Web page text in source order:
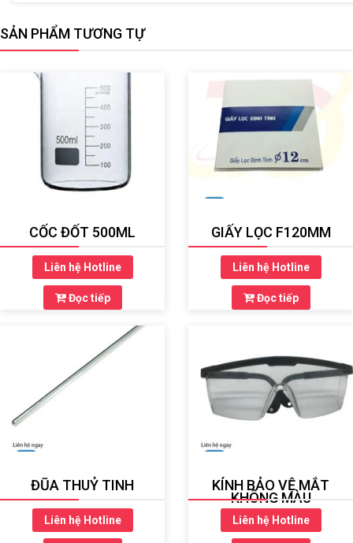
SẢN PHẨM TƯƠNG TỰ
CỐC ĐỐT 500ML
Liên hệ Hotline
Đọc tiếp
GIẤY LỌC F120MM
Liên hệ Hotline
Đọc tiếp
ĐŨA THUỶ TINH
Liên hệ Hotline
KÍNH BẢO VỆ MẮT
KHÔNG MÀU
Liên hệ Hotline